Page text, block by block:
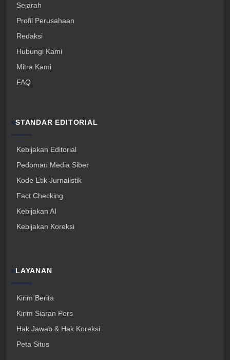
Sejarah
Profil Perusahaan
Redaksi
Hubungi Kami
Mitra Kami
FAQ
STANDAR EDITORIAL
Kebijakan Editorial
Pedoman Media Siber
Kode Etik Jurnalistik
Fact Checking
Kebijakan AI
Kebijakan Koreksi
LAYANAN
Kirim Berita
Kirim Siaran Pers
Hak Jawab & Hak Koreksi
Peta Situs